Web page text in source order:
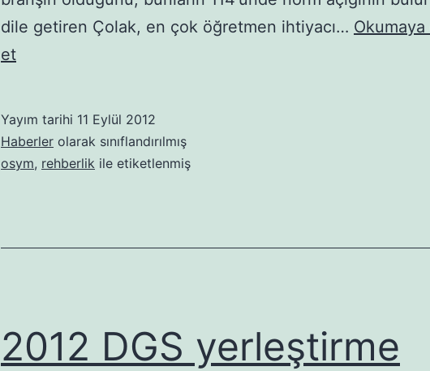
dile getiren Çolak, en çok öğretmen ihtiyacı…
etMEB
552
kadroya
yaptı!
sonucu
öğren
Yayım tarihi 11 Eylül 2012
Haberler olarak sınıflandırılmış
osym, rehberlik ile etiketlenmiş
2012 DGS yerleştirme